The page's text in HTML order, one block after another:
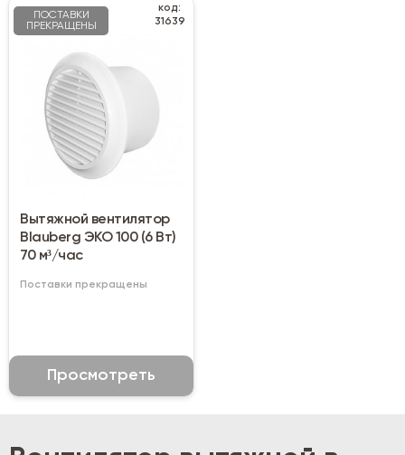
ПОСТАВКИ
ПРЕКРАЩЕНЫ
код:
31639
Вытяжной вентилятор
Blauberg ЭКО 100 (6 Вт)
70 м³/час
Поставки прекращены
Просмотреть